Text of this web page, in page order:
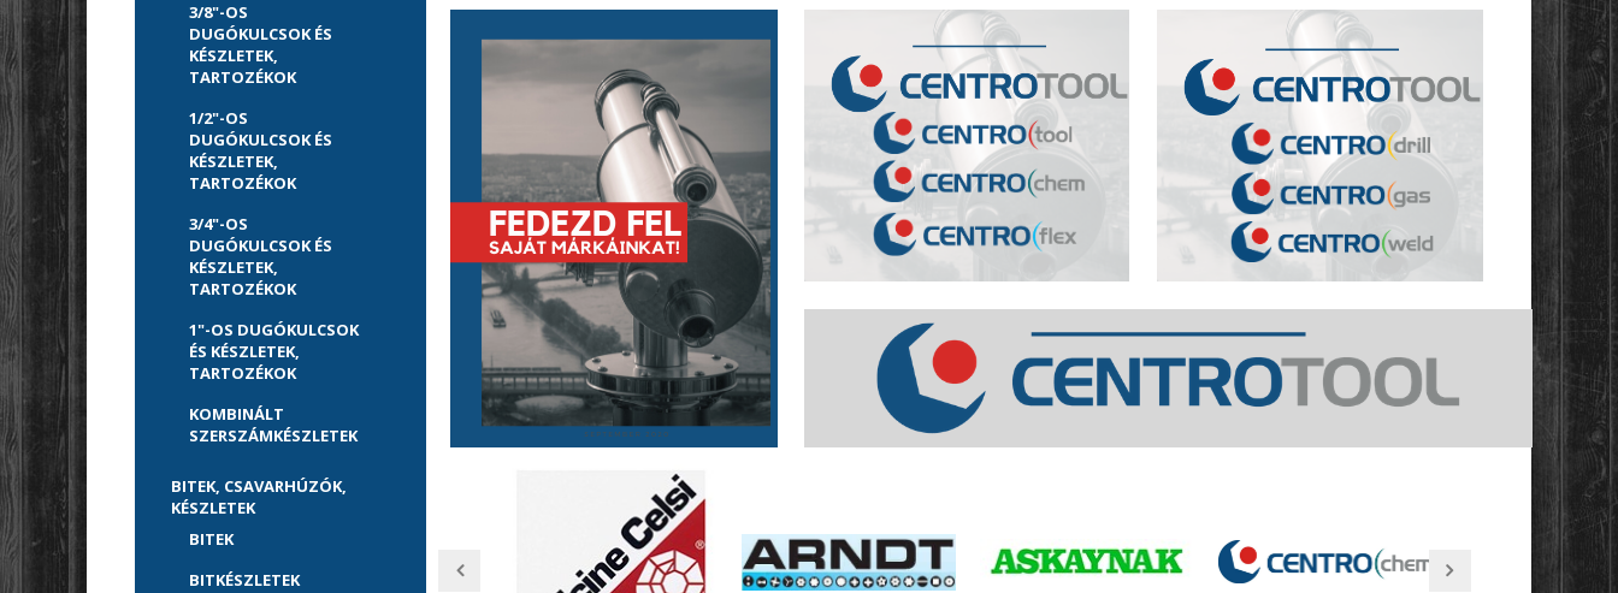
3/8"-OS
DUGÓKULCSOK ÉS
KÉSZLETEK,
TARTOZÉKOK
1/2"-OS
DUGÓKULCSOK ÉS
KÉSZLETEK,
TARTOZÉKOK
3/4"-OS
DUGÓKULCSOK ÉS
KÉSZLETEK,
TARTOZÉKOK
1"-OS DUGÓKULCSOK
ÉS KÉSZLETEK,
TARTOZÉKOK
KOMBINÁLT
SZERSZÁMKÉSZLETEK
BITEK, CSAVARHÚZÓK,
KÉSZLETEK
BITEK
BITKÉSZLETEK